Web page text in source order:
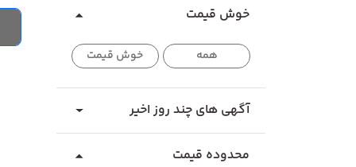
خوش قیمت
همه خوش قیمت
آگهی های چند روز اخیر
محدوده قیمت